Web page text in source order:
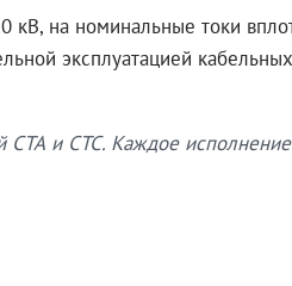
кВ, на номинальные токи
эксплуатацией
и СТС. Каждое